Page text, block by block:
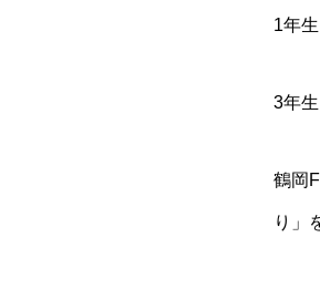
1年
3年
鶴岡
り」